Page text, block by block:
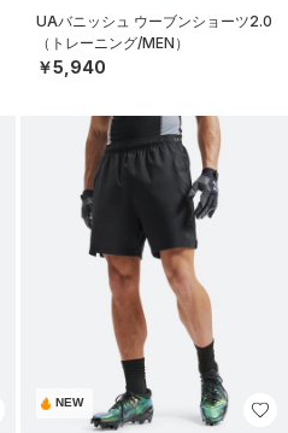
UAバニッシュ ウーブンショーツ2.0
（トレーニング/MEN）
￥5,940
NEW